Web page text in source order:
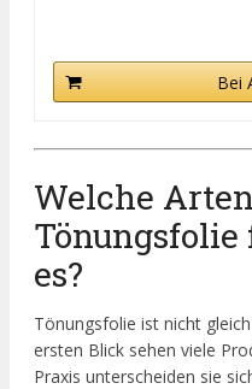
Bei
Welche
Tönungsfolie
es?
Tönungsfolie ist nicht
ersten Blick sehen viele
Praxis unterscheiden sie